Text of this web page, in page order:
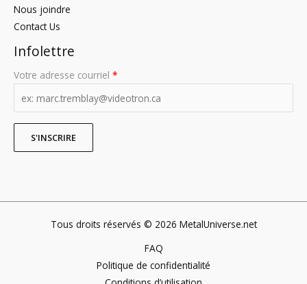
Nous joindre
Contact Us
Infolettre
Votre adresse courriel *
Tous droits réservés © 2026 MetalUniverse.net
FAQ
Politique de confidentialité